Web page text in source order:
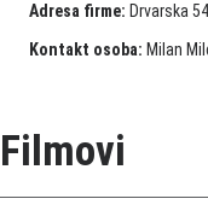
Adresa firme: Drvarska
Kontakt osoba: Milan
Filmovi